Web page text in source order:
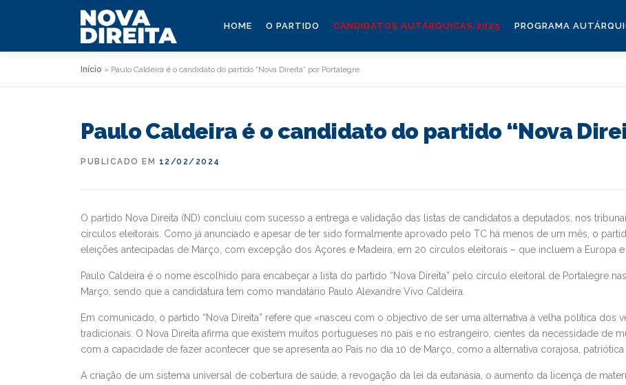
HOME O PARTIDO CANDIDATOS AUTÁRQUICAS 2025 PROGRAMA
Início » Paulo Caldeira é o candidato do partido “Nova Direita” por Portalegre
Paulo Caldeira é o candidato do partido “Nova
PUBLICADO EM 12/02/2024
O partido Nova Direita (ND) concluiu com sucesso a entrega e validação das listas de candidatos a deputados, nos
círculos eleitorais. Como já anunciado e apesar de ter sido formalmente aprovado pelo TC há menos de um mês, o
eleições antecipadas de Março, com excepção dos Açores e Madeira, em 20 círculos eleitorais – que incluem a Europa e
Paulo Caldeira é o nome escolhido para encabeçar a lista do partido “Nova Direita” pelo círculo eleitoral de Portalegre
Março, sendo que a candidatura tem como mandatário Paulo Alexandre Vivo Caldeira.
Em comunicado, o partido “Nova Direita” refere que «nasceu com o objectivo de ser uma alternativa à velha política dos
tradicionais. O Nova Direita afirma que existem muitos portugueses no país e no estrangeiro, cientes da necessidade de
com a capacidade de fazer acontecer que se apresenta ao País no dia 10 de Março, como a alternativa corajosa, patriótica
A criação de um sistema universal de cobertura de saúde, a revogação da lei da eutanásia, o aumento da licença de